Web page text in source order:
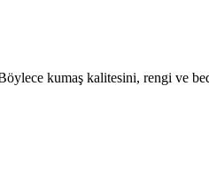
kumaş kalitesini, rengi ve